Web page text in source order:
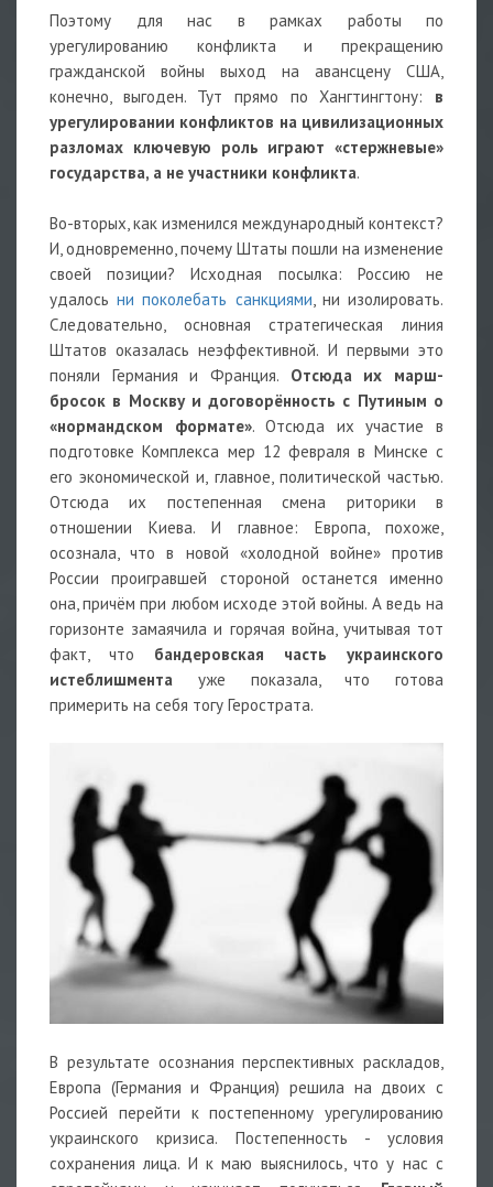
Поэтому для нас в рамках работы по
урегулированию конфликта и прекращению
гражданской войны выход на авансцену США,
конечно, выгоден. Тут прямо по Хангтингтону: в
урегулировании конфликтов на цивилизационных
разломах ключевую роль играют «стержневые»
государства, а не участники конфликта.
Во-вторых, как изменился международный контекст?
И, одновременно, почему Штаты пошли на изменение
своей позиции? Исходная посылка: Россию не
удалосьни поколебать санкциями , ни изолировать.
Следовательно, основная стратегическая линия
Штатов оказалась неэффективной. И первыми это
поняли Германия и Франция. Отсюда их марш-
бросок в Москву и договорённость с Путиным о
«нормандском формате». Отсюда их участие в
подготовке Комплекса мер 12 февраля в Минске с
его экономической и, главное, политической частью.
Отсюда их постепенная смена риторики в
отношении Киева. И главное: Европа, похоже,
осознала, что в новой «холодной войне» против
России проигравшей стороной останется именно
она, причём при любом исходе этой войны. А ведь на
горизонте замаячила и горячая война, учитывая тот
факт, что бандеровская часть украинского
истеблишмента уже показала, что готова
примерить на себя тогу Герострата.
В результате осознания перспективных раскладов,
Европа (Германия и Франция) решила на двоих с
Россией перейти к постепенному урегулированию
украинского кризиса. Постепенность - условия
сохранения лица. И к маю выяснилось, что у нас с